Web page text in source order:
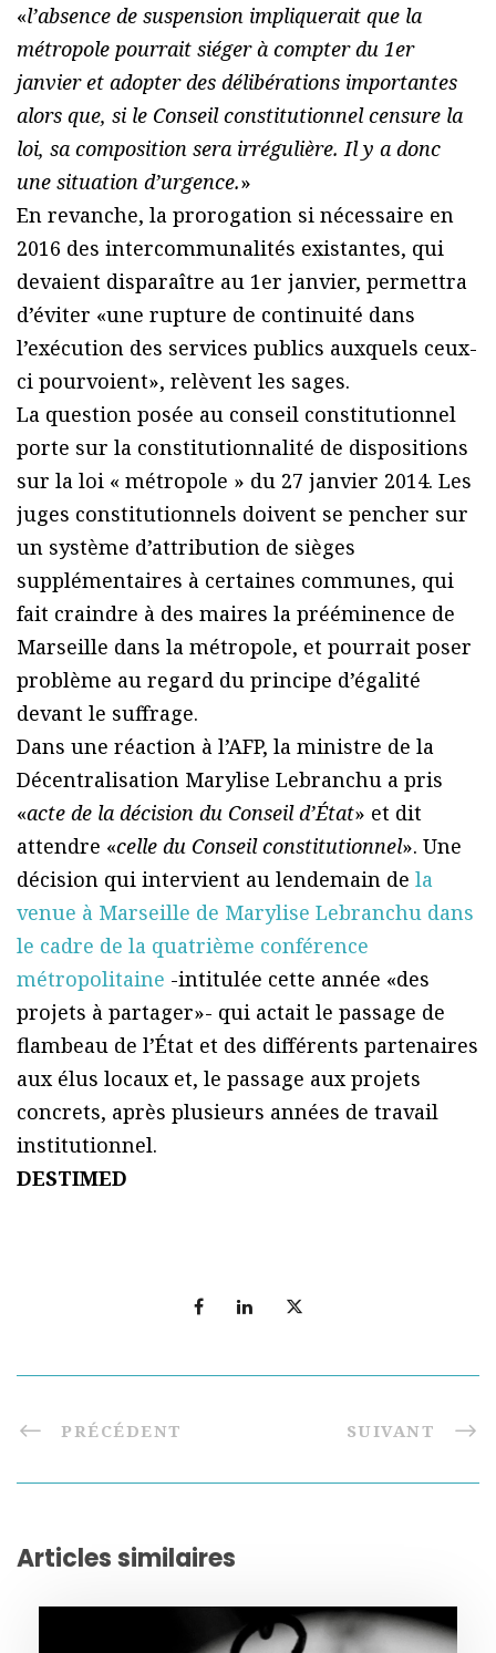
«l’absence de suspension impliquerait que la
métropole pourrait siéger à compter du 1er
janvier et adopter des délibérations importantes
alors que, si le Conseil constitutionnel censure la
loi, sa composition sera irrégulière. Il y a donc
une situation d’urgence.»
En revanche, la prorogation si nécessaire en
2016 des intercommunalités existantes, qui
devaient disparaître au 1er janvier, permettra
d’éviter «une rupture de continuité dans
l’exécution des services publics auxquels ceux-
ci pourvoient», relèvent les sages.
La question posée au conseil constitutionnel
porte sur la constitutionnalité de dispositions
sur la loi « métropole » du 27 janvier 2014. Les
juges constitutionnels doivent se pencher sur
un système d’attribution de sièges
supplémentaires à certaines communes, qui
fait craindre à des maires la prééminence de
Marseille dans la métropole, et pourrait poser
problème au regard du principe d’égalité
devant le suffrage.
Dans une réaction à l’AFP, la ministre de la
Décentralisation Marylise Lebranchu a pris
«acte de la décision du Conseil d’État» et dit
attendre «celle du Conseil constitutionnel». Une
décision qui intervient au lendemain de la
venue à Marseille de Marylise Lebranchu dans
le cadre de la quatrième conférence
métropolitaine -intitulée cette année «des
projets à partager»- qui actait le passage de
flambeau de l’État et des différents partenaires
aux élus locaux et, le passage aux projets
concrets, après plusieurs années de travail
institutionnel.
DESTIMED
PRÉCÉDENT SUIVANT
Articles similaires